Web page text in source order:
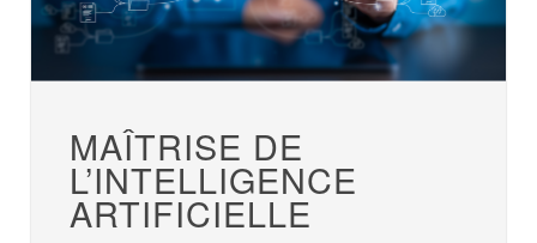
MAÎTRISE DE
L’INTELLIGENCE
ARTIFICIELLE